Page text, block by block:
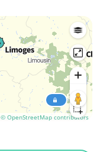
© OpenStreetMap contributors